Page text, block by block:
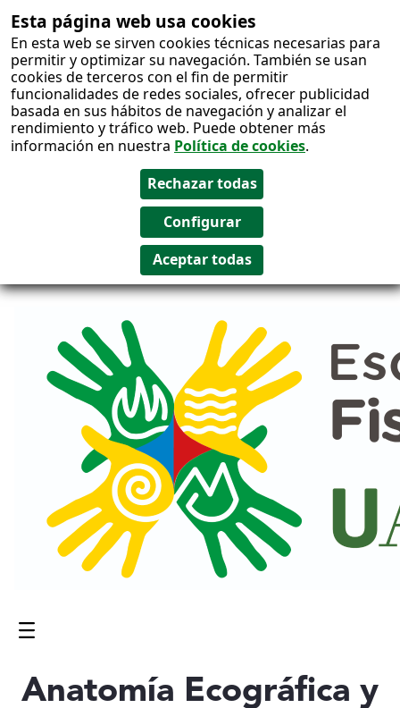
Esta página web usa cookies
En esta web se sirven cookies técnicas necesarias para
permitir y optimizar su navegación. También se usan
cookies de terceros con el fin de permitir
funcionalidades de redes sociales, ofrecer publicidad
basada en sus hábitos de navegación y analizar el
rendimiento y tráfico web. Puede obtener más
información en nuestra Política de cookies.
Salto al
contenido
Contenido principal
Anatomía Ecográfica y